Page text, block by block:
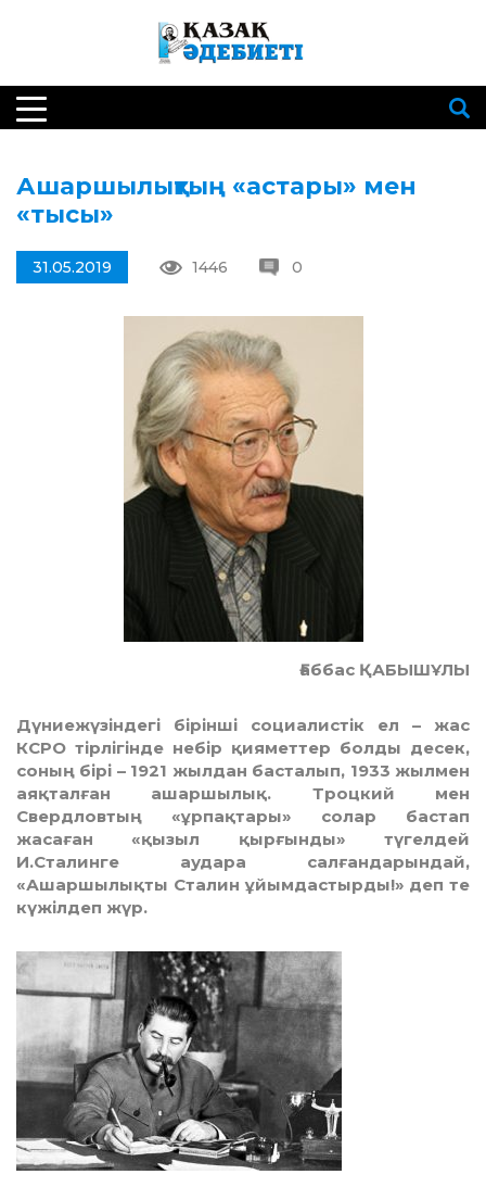
Ашаршылықтың «астары» мен
«тысы»
31.05.2019 1446 0
Ғаббас ҚАБЫШҰЛЫ
Дүниежүзіндегі бірінші социалистік ел – жас
КСРО тірлігінде небір қияметтер болды десек,
соның бірі – 1921 жылдан басталып, 1933 жылмен
аяқталған ашаршы­лық. Троцкий мен
Свердловтың «ұрпақ­тары» солар бастап
жасаған «қызыл қырғынды» түгелдей
И.Сталинге аудара салғандарындай,
«Ашаршылықты Сталин ұйымдастырды!» деп те
күжілдеп жүр.